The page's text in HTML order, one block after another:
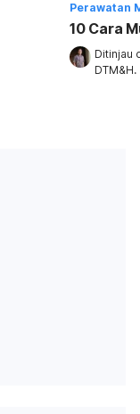
Perawatan
10 Cara
Ditinjau
DTM&H.